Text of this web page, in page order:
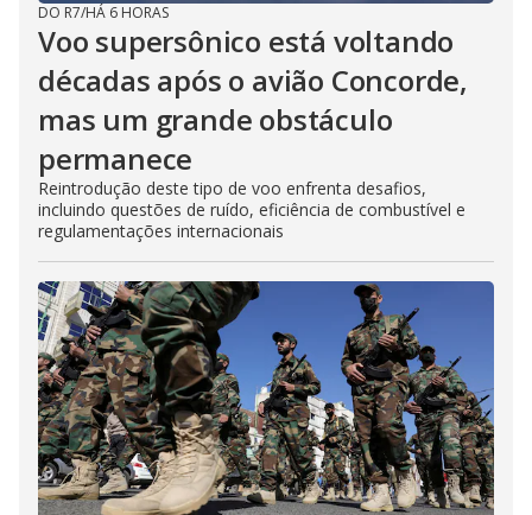
DO R7/HÁ 6 HORAS
Voo supersônico está voltando
décadas após o avião Concorde,
mas um grande obstáculo
permanece
Reintrodução deste tipo de voo enfrenta desafios,
incluindo questões de ruído, eficiência de combustível e
regulamentações internacionais